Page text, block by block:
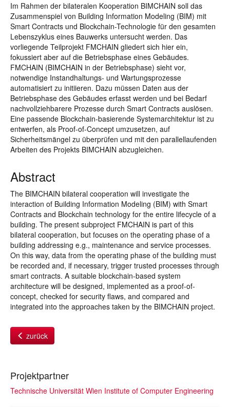
Im Rahmen der bilateralen Kooperation BIMCHAIN soll das
Zusammenspiel von Building Information Modeling (BIM) mit
Smart Contracts und Blockchain-Technologie für den gesamten
Lebenszyklus eines Bauwerks untersucht werden. Das
vorliegende Teilprojekt FMCHAIN gliedert sich hier ein,
fokussiert aber auf die Betriebsphase eines Gebäudes.
FMCHAIN (BIMCHAIN in der Betriebsphase) sieht vor,
notwendige Instandhaltungs- und Wartungsprozesse
automatisiert zu initiieren. Dazu müssen Daten aus der
Betriebsphase des Gebäudes erfasst werden und bei Bedarf
nachvollziehbarere Prozesse durch Smart Contracts auslösen.
Eine passende Blockchain-basierende Systemarchitektur ist zu
entwerfen, als Proof-of-Concept umzusetzen, auf
Sicherheitsmängel zu überprüfen und mit den parallellaufenden
Arbeiten des Projekts BIMCHAIN abzugleichen.
Abstract
The BIMCHAIN bilateral cooperation will investigate the
interaction of Building Information Modeling (BIM) with Smart
Contracts and Blockchain technology for the entire lifecycle of a
building. The present subproject FMCHAIN is part of this
bilateral cooperation, but focuses on the operating phase of a
building addressing e.g., maintenance and service processes.
On this way, data from the operating phase of the building must
be recorded and, if necessary, trigger trusted processes through
smart contracts. A suitable blockchain-based system
architecture will be designed, implemented as a proof-of-
concept, checked for security flaws, and compared and
integrated into the approaches taken by the BIMCHAIN project.
zurück
Projektpartner
Technische Universität Wien Institute of Computer Engineering